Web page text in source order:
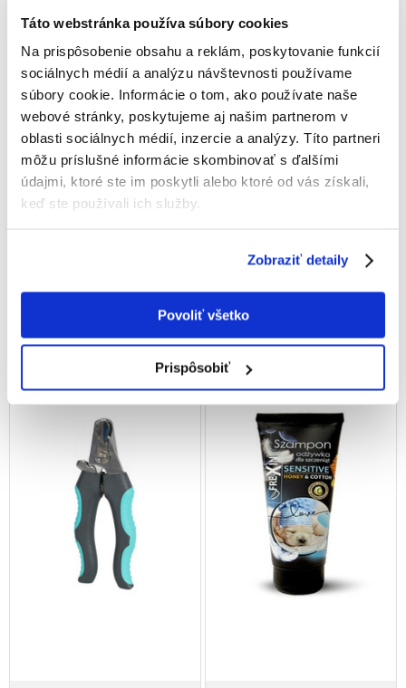
Táto webstránka používa súbory cookies
Na prispôsobenie obsahu a reklám, poskytovanie funkcií
sociálnych médií a analýzu návštevnosti používame
súbory cookie. Informácie o tom, ako používate naše
webové stránky, poskytujeme aj našim partnerom v
oblasti sociálnych médií, inzercie a analýzy. Títo partneri
môžu príslušné informácie skombinovať s ďalšími
údajmi, ktoré ste im poskytli alebo ktoré od vás získali,
keď ste používali ich služby.
Zobraziť detaily
Povoliť všetko
Prispôsobiť
(25.91 € / kg)
PRIDAŤ DO KOŠÍKA
2x220 g
€12.80
(29.09 € / kg)
PRIDAŤ DO KOŠÍKA